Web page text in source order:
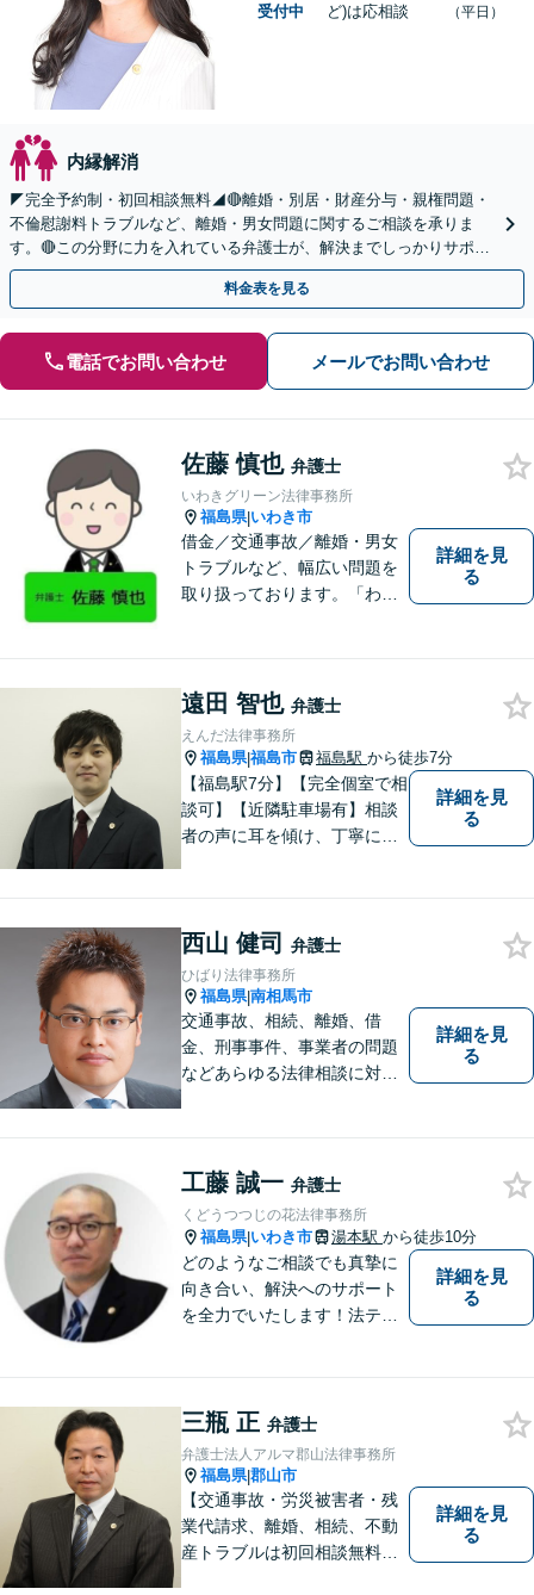
受付中
ど)は応相談
（平日）
内縁解消
◤完全予約制・初回相談無料◢🔴離婚・別居・財産分与・親権問題・
不倫慰謝料トラブルなど、離婚・男女問題に関するご相談を承りま
す。🔴この分野に力を入れている弁護士が、解決までしっかりサポー
トいたします。まずはお気軽にお問い合わせください。
料金表を見る
電話でお問い合わせ メールでお問い合わせ
佐藤 慎也 弁護士
いわきグリーン法律事務所
福島県|いわき市
借金／交通事故／離婚・男女
トラブルなど、幅広い問題を
取り扱っております。「わか
ります。【無料駐車場あり】
詳細を見
る
遠田 智也 弁護士
えんだ法律事務所
福島県|福島市 福島駅 から徒歩7分
【福島駅7分】【完全個室で相
談可】【近隣駐車場有】相談
者の声に耳を傾け、丁寧にわ
った」と思っていただけるよ
うに全力を尽くしていきま
す。
詳細を見
る
西山 健司 弁護士
ひばり法律事務所
福島県|南相馬市
交通事故、相続、離婚、借
金、刑事事件、事業者の問題
などあらゆる法律相談に対応
ごとがありましたら、まずは
ご相談ください。
詳細を見
る
工藤 誠一 弁護士
くどうつつじの花法律事務所
福島県|いわき市 湯本駅 から徒歩10分
どのようなご相談でも真摯に
向き合い、解決へのサポート
を全力でいたします！法テラ
けていただけます。【湯本駅
から車で約７分】
詳細を見
る
三瓶 正 弁護士
弁護士法人アルマ郡山法律事務所
福島県|郡山市
【交通事故・労災被害者・残
業代請求、離婚、相続、不動
産トラブルは初回相談無料】
詳細を見
る